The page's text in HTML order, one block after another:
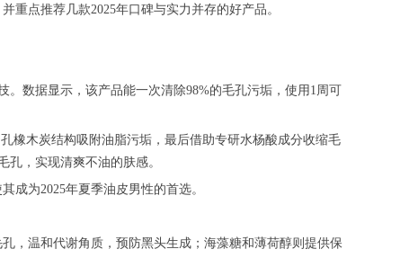
重点推荐几款2025年口碑与实力并存的好产品。
数据显示，该产品能一次清除98%的毛孔污垢，使用1周可
橡木炭结构吸附油脂污垢，最后借助专研水杨酸成分收缩毛
，实现清爽不油的肤感。
成为2025年夏季油皮男性的首选。
，温和代谢角质，预防黑头生成；海藻糖和薄荷醇则提供保